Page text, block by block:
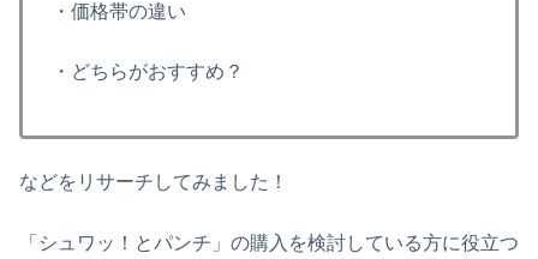
・価格帯の違い
・どちらがおすすめ？
などをリサーチしてみました！
「シュワッ！とパンチ」の購入を検討している方に役立つ